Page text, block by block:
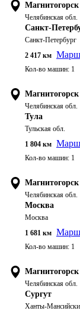
Магнитогорск
Челябинская обл.
Санкт-
Санкт-Петербург
2 417 км
Кол-во машин: 1
Магнитогорск
Челябинская обл.
Тула
Тульская обл.
1 804 км
Кол-во машин: 1
Магнитогорск
Челябинская обл.
Москва
Москва
1 681 км
Кол-во машин: 1
Магнитогорск
Челябинская обл.
Сургут
Ханты-